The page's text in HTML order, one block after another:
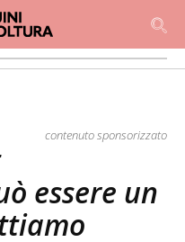
contenuto sponsorizzato
essere un